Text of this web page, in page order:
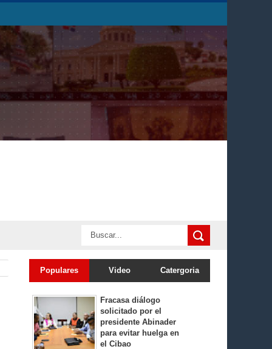
Populares Video Catergoria
Fracasa diálogo
solicitado por el
presidente Abinader
para evitar huelga en
el Cibao